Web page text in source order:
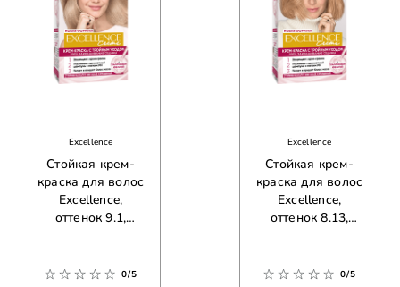
Excellence
Стойкая крем-
краска для волос
Excellence,
оттенок 9.1,
0/5
Excellence
Стойкая крем-
краска для волос
Excellence,
оттенок 8.13,
0/5